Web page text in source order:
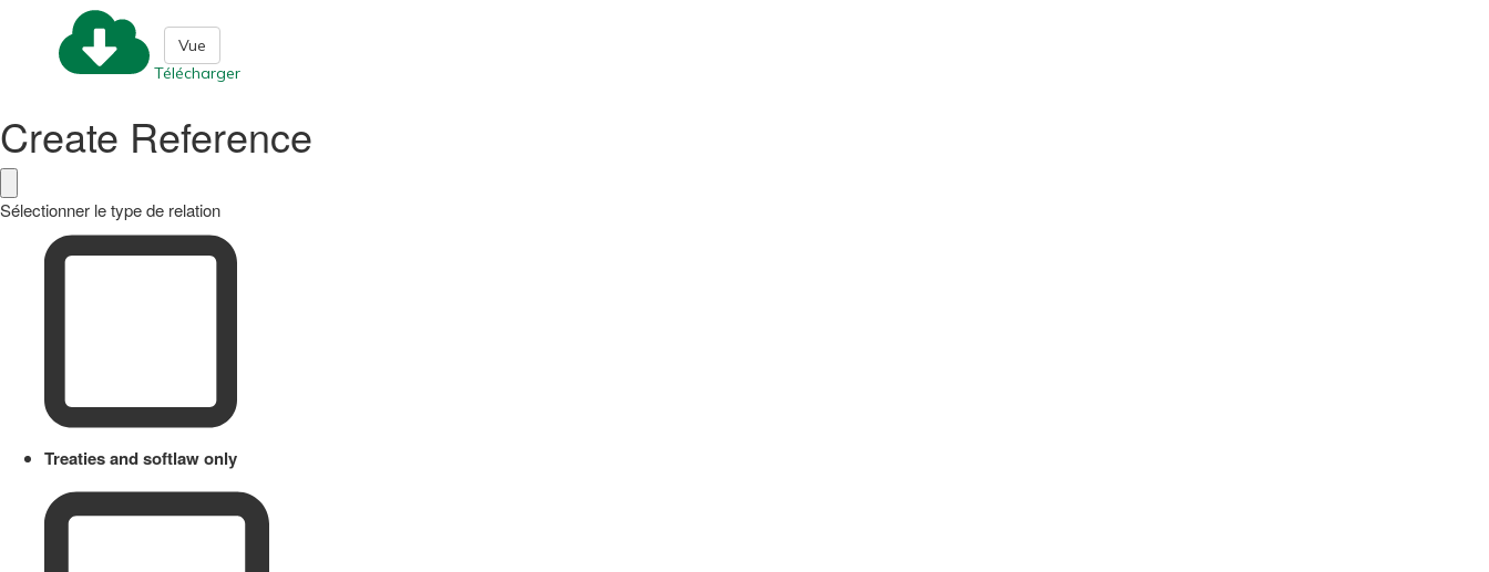
Télécharger
Vue
Create Reference
Sélectionner le type de relation
Treaties and softlaw only